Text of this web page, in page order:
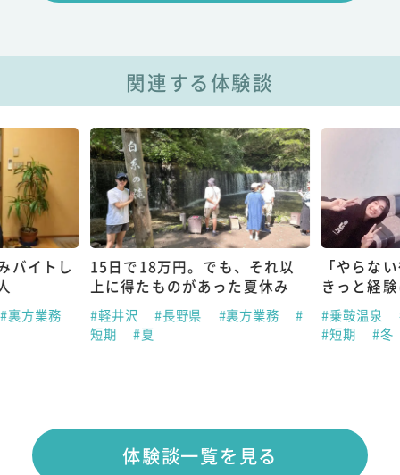
関連する体験談
バイトし
#裏方業務
15日で18万円。でも、それ以
上に得たものがあった夏休み
#軽井沢 #長野県 #裏方業務
#
短期
#夏
「やらな
きっと経
#乗鞍温泉
#短期
#冬
体験談一覧を見る